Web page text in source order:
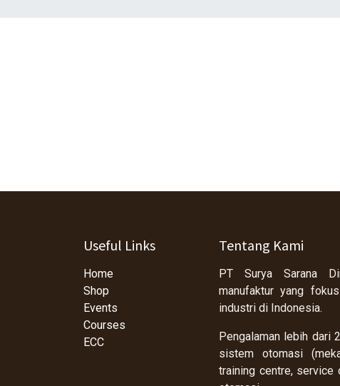
Useful Links
Home
Shop
Events
Courses
ECC
Tentang Kami
PT Surya Sarana
manufaktur yang
industri di Indonesia.
Pengalaman lebih dari
sistem otomasi
training centre,